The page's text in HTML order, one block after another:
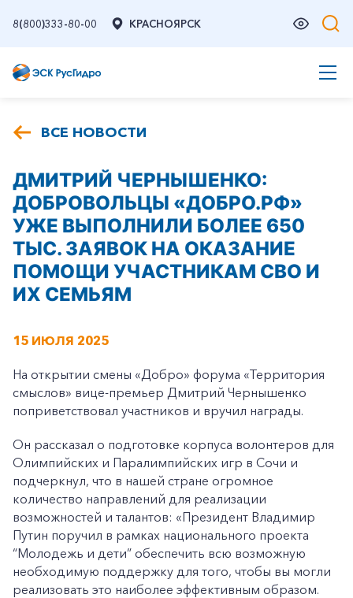
8(800)333-80-00 КРАСНОЯРСК
ВСЕ НОВОСТИ
ДМИТРИЙ ЧЕРНЫШЕНКО:
ДОБРОВОЛЬЦЫ «ДОБРО.РФ»
УЖЕ ВЫПОЛНИЛИ БОЛЕЕ 650
ТЫС. ЗАЯВОК НА ОКАЗАНИЕ
ПОМОЩИ УЧАСТНИКАМ СВО И
ИХ СЕМЬЯМ
15 ИЮЛЯ 2025
На открытии смены «Добро» форума «Территория
смыслов» вице-премьер Дмитрий Чернышенко
поприветствовал участников и вручил награды.
Он рассказал о подготовке корпуса волонтеров для
Олимпийских и Паралимпийских игр в Сочи и
подчеркнул, что в нашей стране огромное
количество направлений для реализации
возможностей и талантов: «Президент Владимир
Путин поручил в рамках национального проекта
“Молодежь и дети” обеспечить всю возможную
необходимую поддержку для того, чтобы вы могли
реализовать это наиболее эффективным образом.